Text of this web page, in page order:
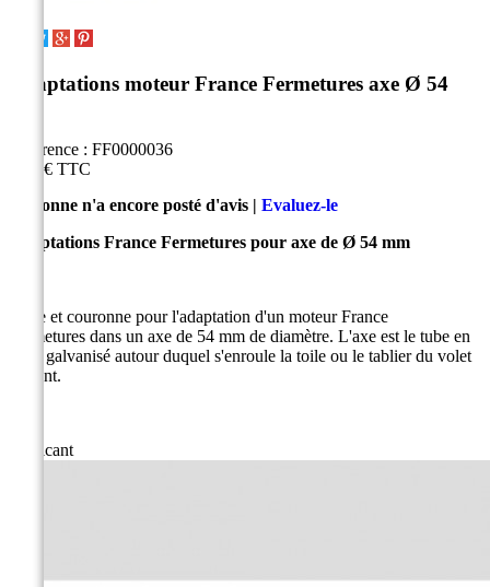
Adaptations moteur France Fermetures axe Ø 54
Référence : FF0000036
5,50 € TTC
Personne n'a encore posté d'avis | Evaluez-le
Adaptations France Fermetures pour axe de Ø 54 mm
Roue et couronne pour l'adaptation d'un moteur France
Fermetures dans un axe de 54 mm de diamètre. L'axe est le tube en
acier galvanisé autour duquel s'enroule la toile ou le tablier du volet
roulant.
Fabricant